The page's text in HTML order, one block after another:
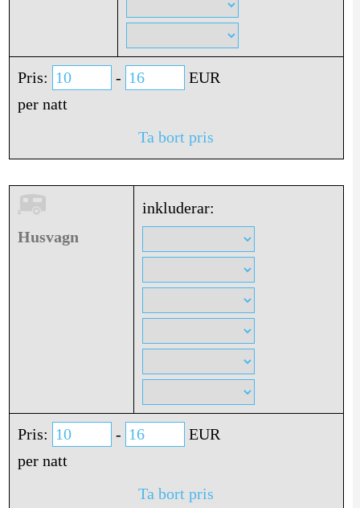
Pris: -
EUR
per natt
Ta bort pris
Husvagn
inkluderar:
Pris: -
EUR
per natt
Ta bort pris